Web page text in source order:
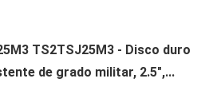
TS2TSJ25M3 - Disco duro
de grado militar, 2.5",...